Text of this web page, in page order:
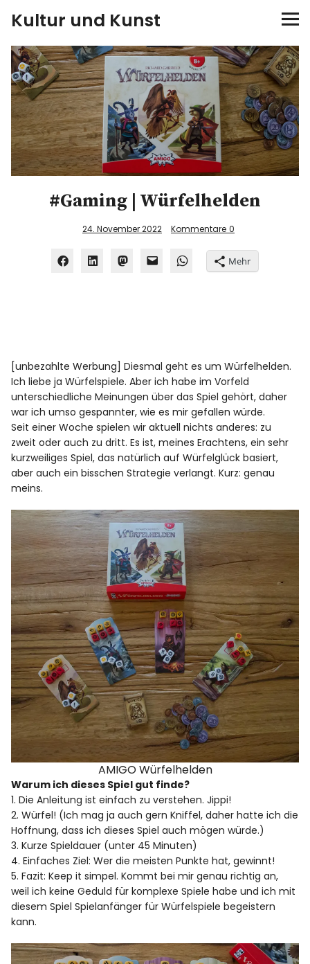
Kultur und Kunst
kultur & kunst
Ausstellungen
Spiele
Konzerte
Museen bei…
#Gaming | Würfelhelden
24. November 2022 Kommentare 0
Mehr
[unbezahlte Werbung] Diesmal geht es um Würfelhelden.
Ich liebe ja Würfelspiele. Aber ich habe im Vorfeld
unterschiedliche Meinungen über das Spiel gehört, daher
war ich umso gespannter, wie es mir gefallen würde.
Seit einer Woche spielen wir aktuell nichts anderes: zu
zweit oder auch zu dritt. Es ist, meines Erachtens, ein sehr
kurzweiliges Spiel, das natürlich auf Würfelglück basiert,
aber auch ein bisschen Strategie verlangt. Kurz: genau
meins.
AMIGO Würfelhelden
Warum ich dieses Spiel gut finde?
1. Die Anleitung ist einfach zu verstehen. Jippi!
2. Würfel! (Ich mag ja auch gern Kniffel, daher hatte ich die
Hoffnung, dass ich dieses Spiel auch mögen würde.)
3. Kurze Spieldauer (unter 45 Minuten)
4. Einfaches Ziel: Wer die meisten Punkte hat, gewinnt!
5. Fazit: Keep it simpel. Kommt bei mir genau richtig an,
weil ich keine Geduld für komplexe Spiele habe und ich mit
diesem Spiel Spielanfänger für Würfelspiele begeistern
kann.